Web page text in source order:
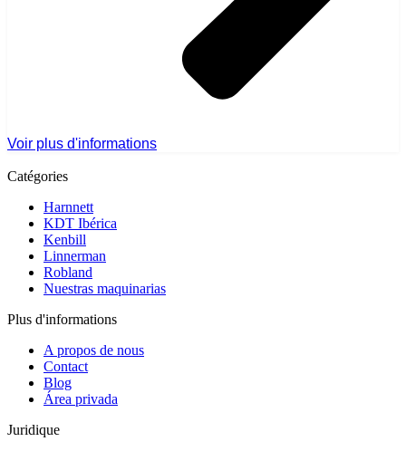
Voir plus d'informations
Catégories
Harnnett
KDT Ibérica
Kenbill
Linnerman
Robland
Nuestras maquinarias
Plus d'informations
A propos de nous
Contact
Blog
Área privada
Juridique